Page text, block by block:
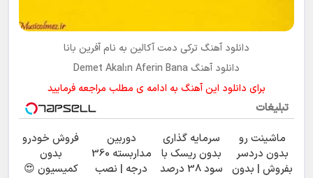
دانلود آهنگ ترکی دمت آکالین به نامآفرین بانا
دانلود آهنگ Demet Akalın Aferin Bana
برای دانلود این آهنگ به ادامه ی مطلب مراجعه فرمایید
تبلیغات
ماشینت رو
بدون دردسر
بفروش | بدون
سرمایه گذاری
بدون ریسک با
سود 38 درصد
دوربین
مداربسته 360
درجه | نصب
فروش خودرو
بدون
کمیسیون 😍